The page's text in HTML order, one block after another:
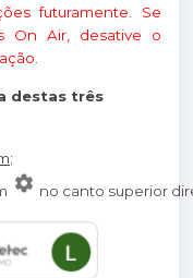
futuramente. Se
On Air, desative o
destas três
;
no canto superior